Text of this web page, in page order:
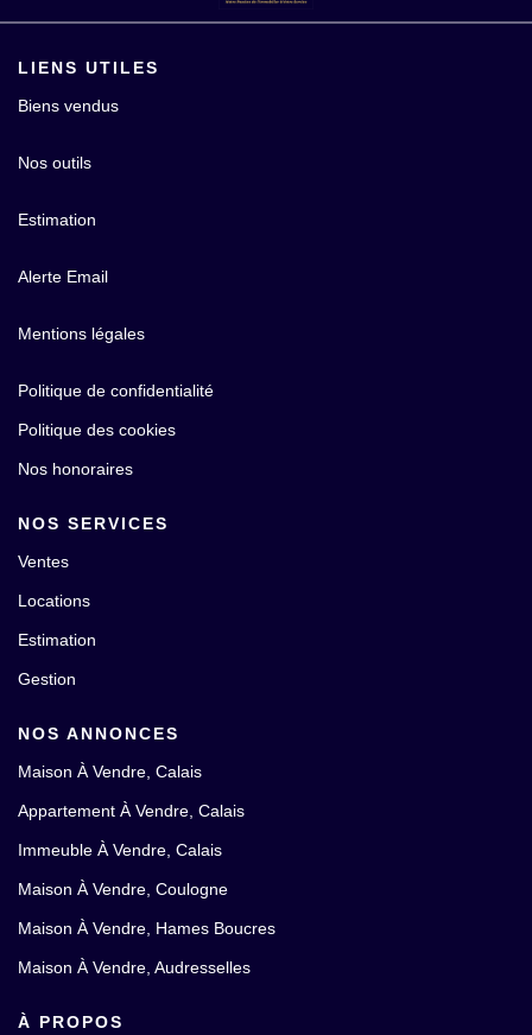
LIENS UTILES
Biens vendus
Nos outils
Estimation
Alerte Email
Mentions légales
Politique de confidentialité
Politique des cookies
Nos honoraires
NOS SERVICES
Ventes
Locations
Estimation
Gestion
NOS ANNONCES
Maison À Vendre, Calais
Appartement À Vendre, Calais
Immeuble À Vendre, Calais
Maison À Vendre, Coulogne
Maison À Vendre, Hames Boucres
Maison À Vendre, Audresselles
À PROPOS